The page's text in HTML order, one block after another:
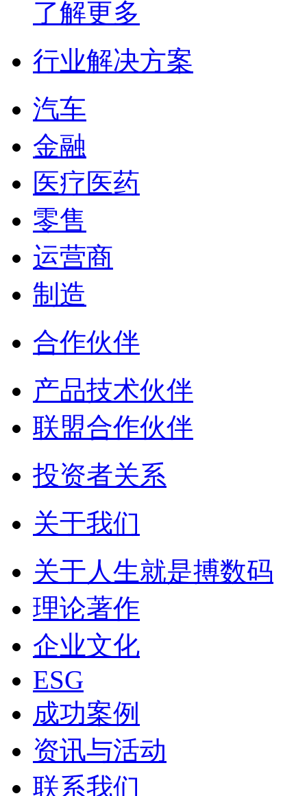
了解更多
行业解决方案
汽车
金融
医疗医药
零售
运营商
制造
合作伙伴
产品技术伙伴
联盟合作伙伴
投资者关系
关于我们
关于人生就是搏数码
理论著作
企业文化
ESG
成功案例
资讯与活动
联系我们